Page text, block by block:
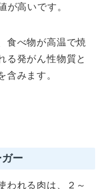
が高いです。
食べ物が高温で焼
る発がん性物質と
含みます。
ー
われる肉は、２～